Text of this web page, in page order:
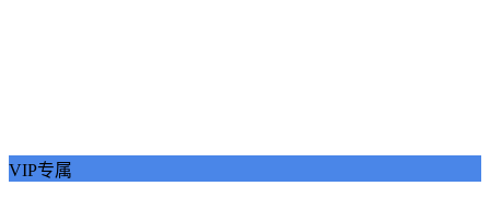
VIP专属